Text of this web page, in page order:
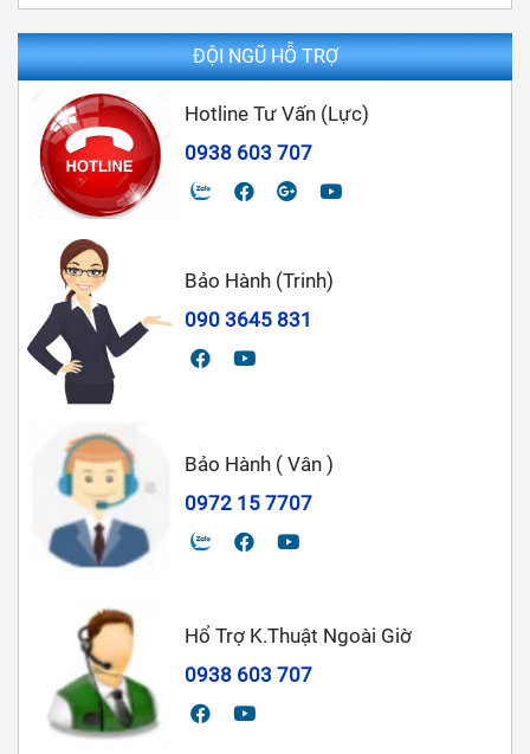
ĐỘI NGŨ HỖ TRỢ
Hotline Tư Vấn (Lực)
0938 603 707
Bảo Hành (Trinh)
090 3645 831
Bảo Hành ( Vân )
0972 15 7707
Hổ Trợ K.Thuật Ngoài Giờ
0938 603 707